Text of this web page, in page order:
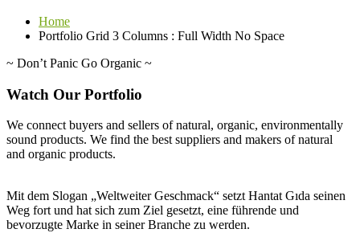
Home
Portfolio Grid 3 Columns : Full Width No Space
~ Don’t Panic Go Organic ~
Watch Our Portfolio
We connect buyers and sellers of natural, organic, environmentally
sound products. We find the best suppliers and makers of natural
and organic products.
Mit dem Slogan „Weltweiter Geschmack“ setzt Hantat Gıda seinen
Weg fort und hat sich zum Ziel gesetzt, eine führende und
bevorzugte Marke in seiner Branche zu werden.